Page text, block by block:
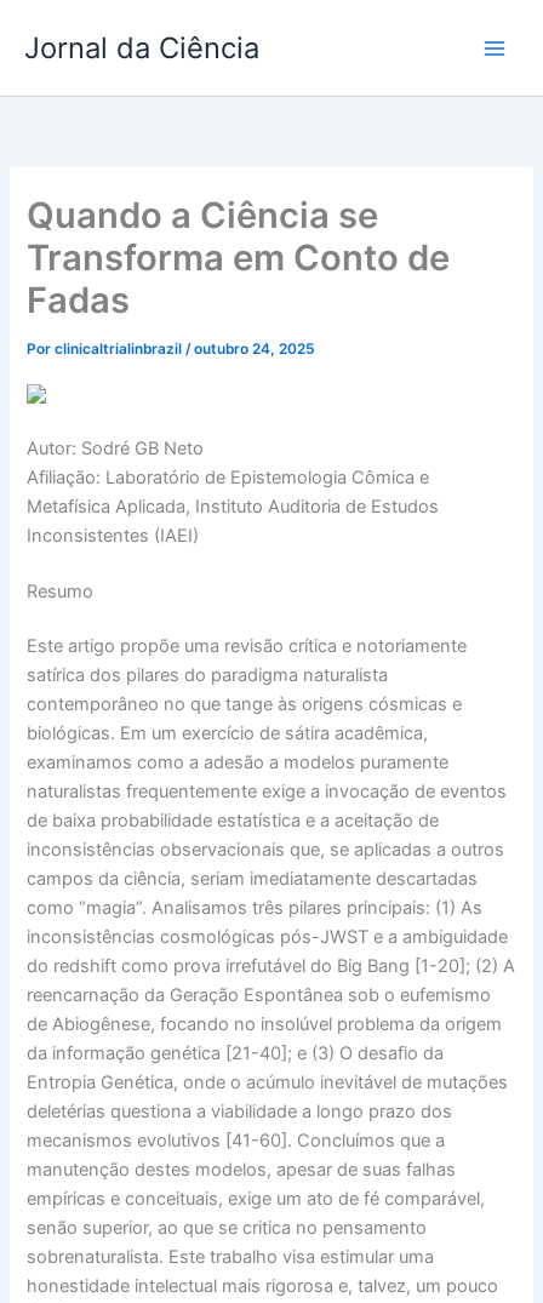
para
conteúdo
Jornal da Ciência
Quando a Ciência se
Transforma em Conto de
Fadas
Porclinicaltrialinbrazil/outubro 24, 2025
Autor: Sodré GB Neto
Afiliação: Laboratório de Epistemologia Cômica e
Metafísica Aplicada, Instituto Auditoria de Estudos
Inconsistentes (IAEI)
Resumo
Este artigo propõe uma revisão crítica e notoriamente
satírica dos pilares do paradigma naturalista
contemporâneo no que tange às origens cósmicas e
biológicas. Em um exercício de sátira acadêmica,
examinamos como a adesão a modelos puramente
naturalistas frequentemente exige a invocação de eventos
de baixa probabilidade estatística e a aceitação de
inconsistências observacionais que, se aplicadas a outros
campos da ciência, seriam imediatamente descartadas
como “magia”. Analisamos três pilares principais: (1) As
inconsistências cosmológicas pós-JWST e a ambiguidade
do redshift como prova irrefutável do Big Bang [1-20]; (2) A
reencarnação da Geração Espontânea sob o eufemismo
deAbiogênese, focando no insolúvel problema da origem
da informação genética [21-40]; e (3) O desafio da
Entropia Genética, onde o acúmulo inevitável de mutações
deletérias questiona a viabilidade a longo prazo dos
mecanismos evolutivos [41-60]. Concluímos que a
manutenção destes modelos, apesar de suas falhas
empíricas e conceituais, exige umato de fé comparável,
senão superior, ao que se critica no pensamento
sobrenaturalista. Este trabalho visa estimular uma
honestidade intelectual mais rigorosa e, talvez, um pouco